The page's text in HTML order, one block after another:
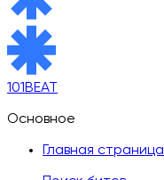
101BEAT
Основное
Главная страница